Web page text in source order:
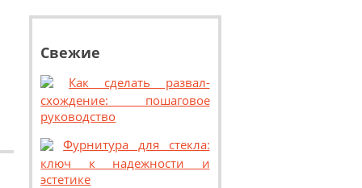
Свежие
Как сделать развал-
схождение: пошаговое
руководство
Фурнитура для стекла:
ключ к надежности и
эстетике